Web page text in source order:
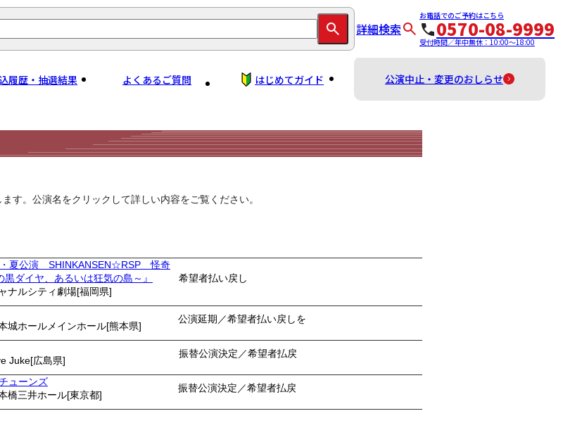
詳細検索
お電話でのご予約はこちら
0570-08-9999
受付時間／年中無休：10:00～18:00
履歴・抽選結果 よくあるご質問 はじめてガイド 公演中止・変更のおしらせ
す。公演名をクリックして詳しい内容をご覧ください。
夏公演 SHINKANSEN☆RSP 怪奇
ダイヤ、あるいは狂気の島～』
希望者払い戻し
ナルシティ劇場[福岡県]
公演延期／希望者払い戻しを
城ホールメインホール[熊本県]
振替公演決定／希望者払戻
Juke[広島県]
ューンズ
振替公演決定／希望者払戻
橋三井ホール[東京都]